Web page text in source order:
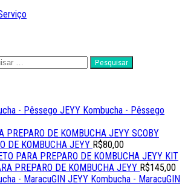
JEYY Kombucha - Pêssego
SCOBY
DE KOMBUCHA JEYY R$80,00
KIT
PREPARO DE KOMBUCHA JEYY R$145,00
JEYY Kombucha - MaracuGIN